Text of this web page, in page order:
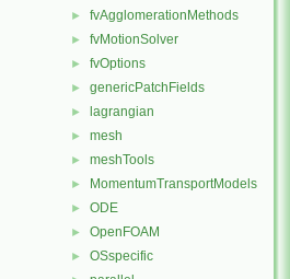
► fvAgglomerationMethods
► fvMotionSolver
► fvOptions
► genericPatchFields
► lagrangian
► mesh
► meshTools
► MomentumTransportModels
► ODE
► OpenFOAM
► OSspecific